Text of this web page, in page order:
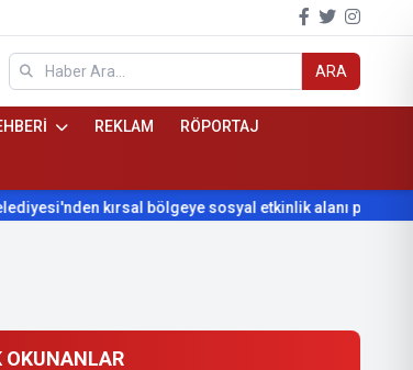
ARA
REKLAM RÖPORTAJ
kırsal bölgeye sosyal etkinlik alanı projesi
OKUNANLAR